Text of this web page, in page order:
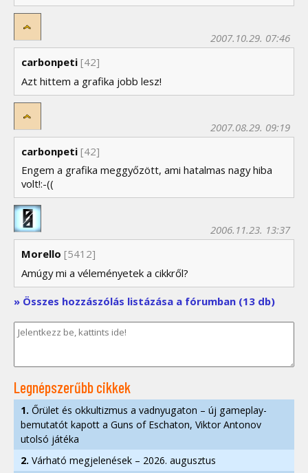
carbonpeti
2007.10.29. 07:46
[42]
Azt hittem a grafika jobb lesz!
carbonpeti
2007.08.29. 09:19
[42]
Engem a grafika meggyőzött, ami hatalmas nagy hiba
volt!:-((
Morello
2006.11.23. 13:37
[5412]
Amúgy mi a véleményetek a cikkről?
» Összes hozzászólás listázása a fórumban (13 db)
Legnépszerűbb cikkek
1. Őrület és okkultizmus a vadnyugaton – új gameplay-
bemutatót kapott a Guns of Eschaton, Viktor Antonov
utolsó játéka
2. Várható megjelenések – 2026. augusztus